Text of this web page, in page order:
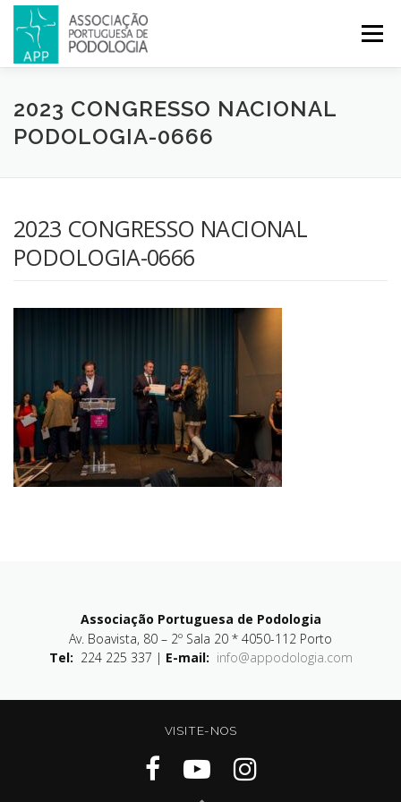
Menu
APP PODOLOGIA LICENCIATURA EM PODOLOGIA
CONGRESSOS REVISTA CONTACTOS
2023 CONGRESSO NACIONAL
PODOLOGIA-0666
2023 CONGRESSO NACIONAL
PODOLOGIA-0666
Associação Portuguesa de Podologia
Av. Boavista, 80 – 2º Sala 20 * 4050-112 Porto
Tel: 224 225 337 | E-mail: info@appodologia.com
VISITE-NOS